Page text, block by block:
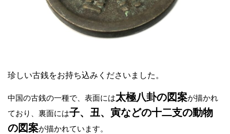
珍しい古銭をお持ち込みくださいました。
中国の古銭の一種で、表面には太極八卦の図案が描かれ
ており、裏面には子、丑、寅などの十二支の動物
の図案が描かれています。